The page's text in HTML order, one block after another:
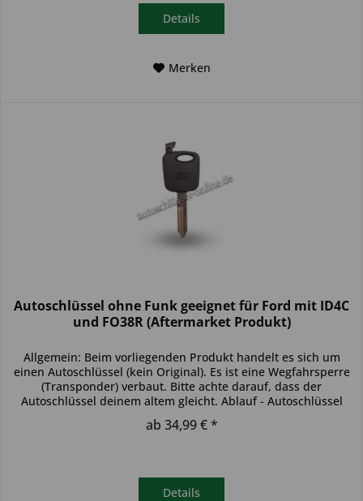
Details
Merken
Autoschlüssel ohne Funk geeignet für Ford mit ID4C
und FO38R (Aftermarket Produkt)
Allgemein: Beim vorliegenden Produkt handelt es sich um
einen Autoschlüssel (kein Original). Es ist eine Wegfahrsperre
(Transponder) verbaut. Bitte achte darauf, dass der
Autoschlüssel deinem altem gleicht. Ablauf - Autoschlüssel
ab 34,99 € *
Details